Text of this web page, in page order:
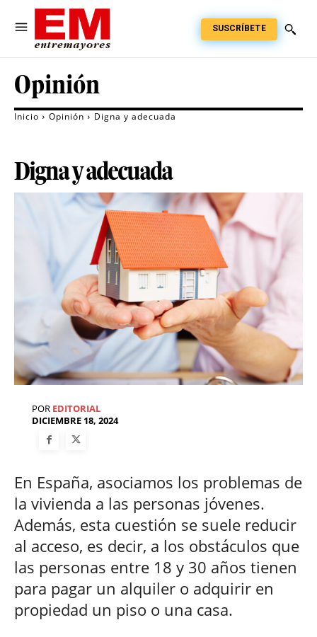
SUSCRÍBETE
Opinión
Inicio Opinión Digna y adecuada
Digna y adecuada
POR EDITORIAL
DICIEMBRE 18, 2024
En España, asociamos los problemas de
la vivienda a las personas jóvenes.
Además, esta cuestión se suele reducir
al acceso, es decir, a los obstáculos que
las personas entre 18 y 30 años tienen
para pagar un alquiler o adquirir en
propiedad un piso o una casa.